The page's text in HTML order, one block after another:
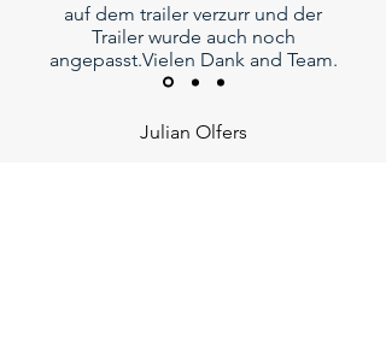
auf dem trailer verzurr und der
Trailer wurde auch noch
angepasst.Vielen Dank and Team.
Julian Olfers